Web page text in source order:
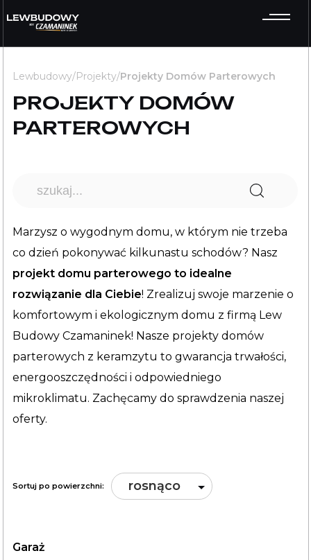
Lewbudowy/Projekty/Projekty Domów Parterowych
PROJEKTY DOMÓW
PARTEROWYCH
Marzysz o wygodnym domu, w którym nie trzeba
co dzień pokonywać kilkunastu schodów? Nasz
projekt domu parterowego to idealne
rozwiązanie dla Ciebie! Zrealizuj swoje marzenie o
komfortowym i ekologicznym domu z firmą Lew
Budowy Czamaninek! Nasze projekty domów
parterowych z keramzytu to gwarancja trwałości,
energooszczędności i odpowiedniego
mikroklimatu. Zachęcamy do sprawdzenia naszej
oferty.
Sortuj po powierzchni: rosnąco
Garaż